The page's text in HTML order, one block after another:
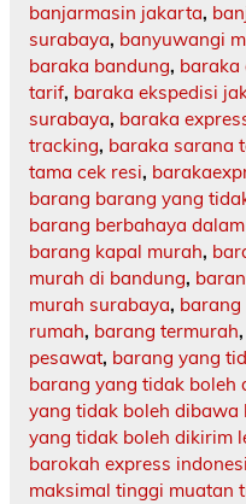
banjarmasin jakarta,
surabaya, banyuwangi
baraka bandung, baraka
tarif, baraka ekspedisi
surabaya, baraka
tracking, baraka sarana
tama cek resi,
barang barang yang
barang berbahaya
barang kapal murah,
murah di bandung,
murah surabaya, barang
rumah, barang termurah,
pesawat, barang yang
barang yang tidak boleh
yang tidak boleh dibawa
yang tidak boleh dikirim
barokah express
maksimal tinggi muatan